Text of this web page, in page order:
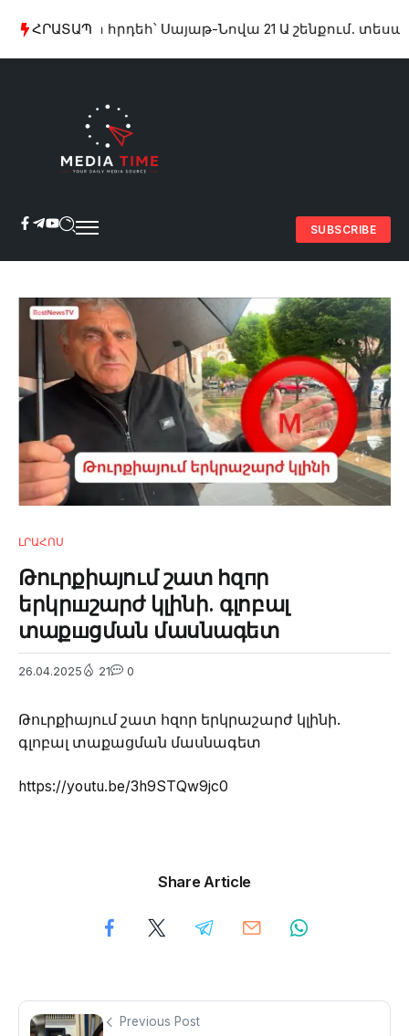
ՀՐԱՏԱՊ
Խոշոր հրդեհ՝ Սայաթ-Նովա 21 Ա շենքում.
SUBSCRIBE
ԼՐԱՀՈՍ
Թուրքիայում շատ հզпր
երկրшշարժ կլինի. գլոբալ
տաքшցման մասնագետ
26.04.2025 21 0
Թուրքիայում շատ հզոր երկրաշարժ կլինի.
գլոբալ տաքացման մասնագետ
https://youtu.be/3h9STQw9jc0
Share Article
Previous Post